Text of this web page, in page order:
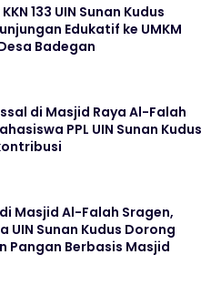
133 UIN Sunan Kudus
Edukatif ke UMKM
Badegan
di Masjid Raya Al-Falah
PPL UIN Sunan Kudus
Masjid Al-Falah Sragen,
UIN Sunan Kudus Dorong
Pangan Berbasis Masjid